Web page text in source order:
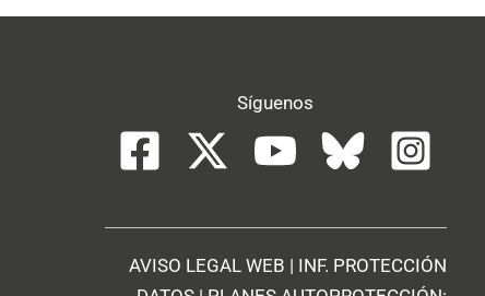
Síguenos
AVISO LEGAL WEB | INF. PROTECCIÓN